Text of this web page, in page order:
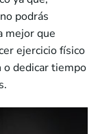
podrás
mejor que
ejercicio físico
o dedicar tiempo